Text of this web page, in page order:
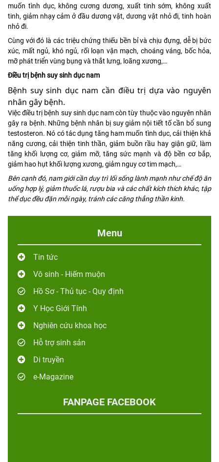
muốn tình dục, không cương dương, xuất tinh sớm, không xuất
tinh, giảm nhạy cảm ở đầu dương vật, dương vật nhỏ đi, tinh hoàn
nhỏ đi.
Cùng với đó là các triệu chứng thiếu bền bỉ và chịu đựng, dễ bị bức
xúc, mất ngủ, khó ngủ, rối loạn vận mạch, choáng váng, bốc hỏa,
mỡ phát triển vùng bụng và thắt lưng, loãng xương,…
Điều trị bệnh suy sinh dục nam
Bệnh suy sinh dục nam cần điều trị dựa vào nguyên
nhân gây bệnh.
Việc điều trị bệnh suy sinh dục nam còn tùy thuộc vào nguyên nhân
gây ra bệnh. Những bệnh nhân bị suy giảm nội tiết tố cần bổ sung
testosteron. Nó có tác dụng tăng ham muốn tình dục, cải thiện khả
năng cương, cải thiện tinh thần, giảm buồn rầu hay giận giữ, làm
tăng khối lượng cơ, giảm mỡ, tăng sức mạnh và độ bền cơ bắp,
giảm hao hụt khối lượng xương, giảm nguy cơ tim mạch,…
Bên cạnh đó, nam giới cần duy trì lối sống lành mạnh như chế độ ăn
uống hợp lý, giảm thuốc lá, rượu bia và các chất kích thích khác, tập
thể dục đều đặn mỗi ngày, tránh các căng thẳng thần kinh.
Menu
Tin tức
Vô sinh - Hiếm muộn
Hồ Sơ - Thủ tục - Quy định
Y Học Giới Tính
Nghiên cứu khoa học
Hỗ trợ sinh sản
Di truyền
e-Magazine
FANPAGE FACEBOOK